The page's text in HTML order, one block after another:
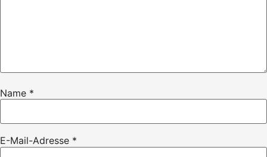
Name *
E-Mail-Adresse *